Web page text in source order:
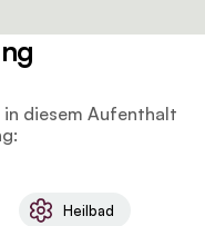
Ausgewählte
diesem Aufenthalt
Heilbad